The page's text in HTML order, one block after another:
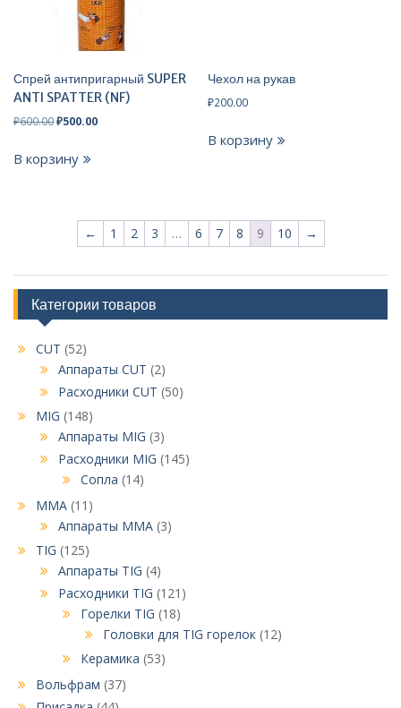
Спрей антипригарный SUPER
ANTI SPATTER (NF)
₽600.00Первоначальная
составляла
₽600.00.
₽500.00Текущая
В корзину
Чехол на рукав
₽200.00
В корзину
← 1 2 3 … 6 7 8 9 10 →
Категории товаров
CUT (52)
Аппараты CUT (2)
Расходники CUT (50)
MIG (148)
Аппараты MIG (3)
Расходники MIG (145)
Сопла (14)
MMA (11)
Аппараты MMA (3)
TIG (125)
Аппараты TIG (4)
Расходники TIG (121)
Горелки TIG (18)
Головки для TIG горелок (12)
Керамика (53)
Вольфрам (37)